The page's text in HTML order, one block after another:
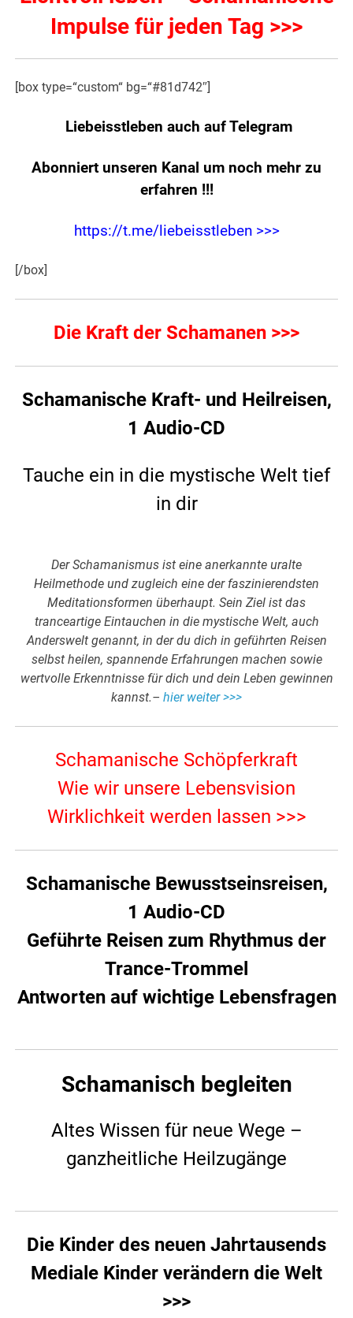
Impulse für jeden Tag >>>
[box type=“custom“ bg=“#81d742″]
Liebeisstleben auch auf Telegram
Abonniert unseren Kanal um noch mehr zu
erfahren !!!
https://t.me/liebeisstleben >>>
[/box]
Die Kraft der Schamanen >>>
Schamanische Kraft- und Heilreisen,
1 Audio-CD
Tauche ein in die mystische Welt tief
in dir
Der Schamanismus ist eine anerkannte uralte
Heilmethode und zugleich eine der faszinierendsten
Meditationsformen überhaupt. Sein Ziel ist das
tranceartige Eintauchen in die mystische Welt, auch
Anderswelt genannt, in der du dich in geführten Reisen
selbst heilen, spannende Erfahrungen machen sowie
wertvolle Erkenntnisse für dich und dein Leben gewinnen
kannst.– hier weiter >>>
Schamanische Schöpferkraft
Wie wir unsere Lebensvision
Wirklichkeit werden lassen >>>
Schamanische Bewusstseinsreisen,
1 Audio-CD
Geführte Reisen zum Rhythmus der
Trance-Trommel
Antworten auf wichtige Lebensfragen
Schamanisch begleiten
Altes Wissen für neue Wege –
ganzheitliche Heilzugänge
Die Kinder des neuen Jahrtausends
Mediale Kinder verändern die Welt
>>>